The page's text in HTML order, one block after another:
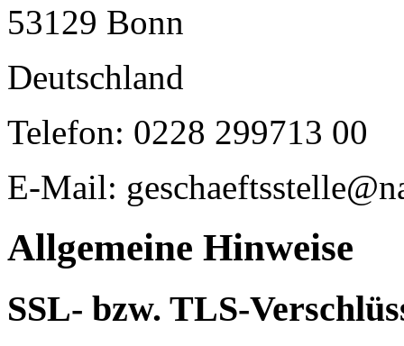
53129 Bonn
Deutschland
Telefon: 0228 299713 00
E-Mail:
Allgemeine Hinweise
SSL- bzw. TLS-